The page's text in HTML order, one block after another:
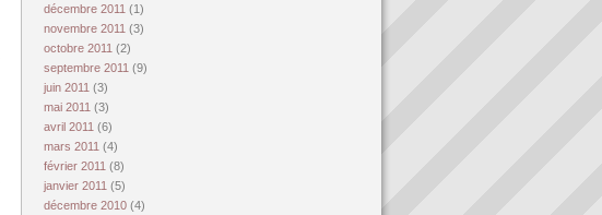
décembre 2011 (1)
novembre 2011 (3)
octobre 2011 (2)
septembre 2011 (9)
juin 2011 (3)
mai 2011 (3)
avril 2011 (6)
mars 2011 (4)
février 2011 (8)
janvier 2011 (5)
décembre 2010 (4)